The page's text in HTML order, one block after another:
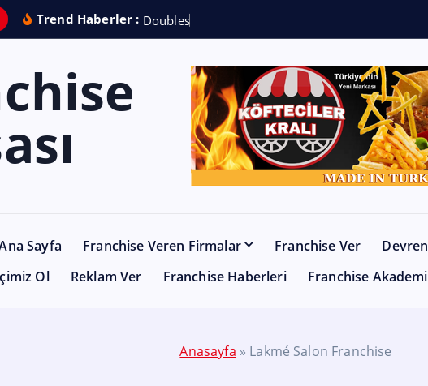
Trend Haberler : Doublesh
Sayfa Franchise Veren Firmalar Franchise Ver
Ol
Reklam Ver Franchise Haberleri Franchise Akademi
Anasayfa » Lakmé Salon Franchise